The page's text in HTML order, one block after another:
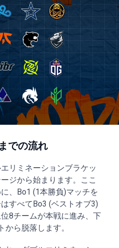
での流れ
リミネーションブラケッ
ジから始まります。ここ
、Bo1 (1本勝負)マッチを
すべてBo3 (ベストオブ3)
8チームが本戦に進み、下
ら脱落します。